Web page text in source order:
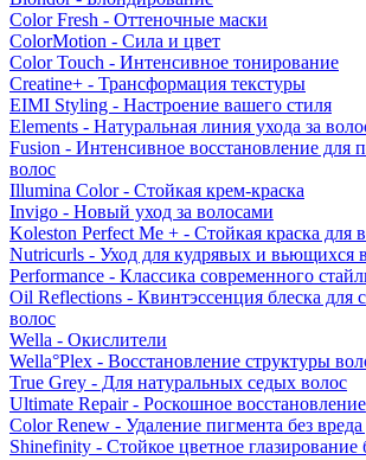
Color Fresh - Оттеночные маски
ColorMotion - Сила и цвет
Color Touch - Интенсивное тонирование
Creatine+ - Трансформация текстуры
EIMI Styling - Настроение вашего стиля
Elements - Натуральная линия ухода за
Fusion - Интенсивное восстановление для
волос
Illumina Color - Стойкая крем-краска
Invigo - Новый уход за волосами
Koleston Perfect Me + - Стойкая краска для
Nutricurls - Уход для кудрявых и вьющихся
Performance - Классика современного
Oil Reflections - Квинтэссенция блеска для
волос
Wella - Окислители
Wella°Plex - Восстановление структуры
True Grey - Для натуральных седых волос
Ultimate Repair - Роскошное восстановление
Color Renew - Удаление пигмента без вреда
Shinefinity - Стойкое цветное глазирование